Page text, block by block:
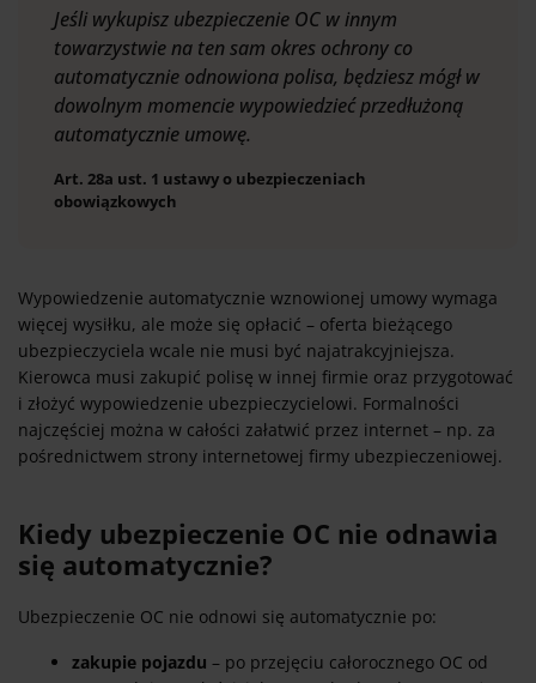
Jeśli wykupisz ubezpieczenie OC w innym
towarzystwie na ten sam okres ochrony co
automatycznie odnowiona polisa, będziesz mógł w
dowolnym momencie wypowiedzieć przedłużoną
automatycznie umowę.
Art. 28a ust. 1 ustawy o ubezpieczeniach
obowiązkowych
Wypowiedzenie automatycznie wznowionej umowy wymaga
więcej wysiłku, ale może się opłacić – oferta bieżącego
ubezpieczyciela wcale nie musi być najatrakcyjniejsza.
Kierowca musi zakupić polisę w innej firmie oraz przygotować
i złożyć wypowiedzenie ubezpieczycielowi. Formalności
najczęściej można w całości załatwić przez internet – np. za
pośrednictwem strony internetowej firmy ubezpieczeniowej.
Kiedy ubezpieczenie OC nie odnawia
się automatycznie?
Ubezpieczenie OC nie odnowi się automatycznie po:
zakupie pojazdu – po przejęciu całorocznego OC od